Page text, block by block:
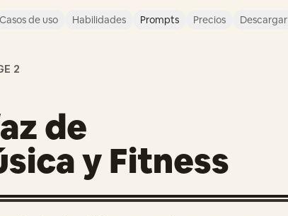
Casos de uso Habilidades Prompts Precios Descargar
2
de
y Fitness